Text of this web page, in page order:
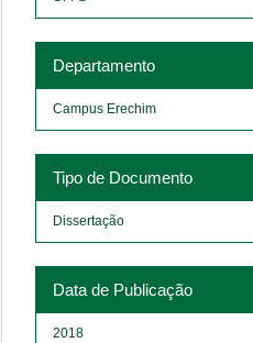
Departamento
Campus Erechim
Tipo de Documento
Dissertação
Data de Publicação
2018